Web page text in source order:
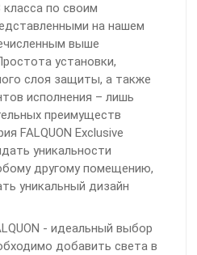
по своим
на нашем
выше
установки,
слоя защиты, а также
исполнения – лишь
преимуществ
FALQUON Exclusive
уникальности
другому помещению,
уникальный дизайн
- идеальный выбор
добавить света в